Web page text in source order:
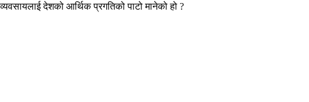
देशको आर्थिक प्रगतिको पाटो मानेको हो ?